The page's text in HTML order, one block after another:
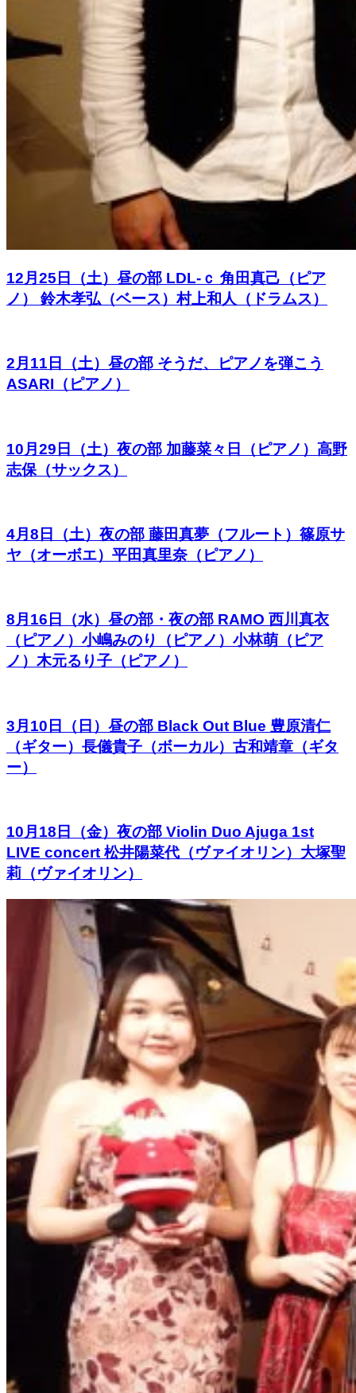
12月25日（土）昼の部 LDL-ｃ 角田真己（ピア
ノ） 鈴木孝弘（ベース）村上和人（ドラムス）
2月11日（土）昼の部 そうだ、ピアノを弾こう
ASARI（ピアノ）
10月29日（土）夜の部 加藤菜々日（ピアノ）高野
志保（サックス）
4月8日（土）夜の部 藤田真夢（フルート）篠原サ
ヤ（オーボエ）平田真里奈（ピアノ）
8月16日（水）昼の部・夜の部 RAMO 西川真衣
（ピアノ）小嶋みのり（ピアノ）小林萌（ピア
ノ）木元るり子（ピアノ）
3月10日（日）昼の部 Black Out Blue 豊原清仁
（ギター）長儀貴子（ボーカル）古和靖章（ギタ
ー）
10月18日（金）夜の部 Violin Duo Ajuga 1st
LIVE concert 松井陽菜代（ヴァイオリン）大塚聖
莉（ヴァイオリン）